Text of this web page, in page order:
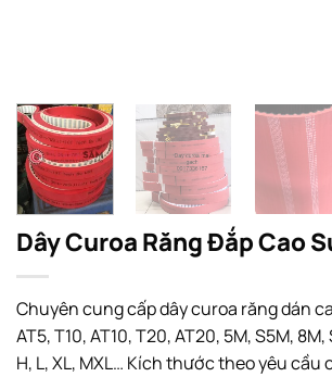
Dây Curoa Răng Đắp Cao
Chuyên cung cấp dây curoa răng dán
AT5, T10, AT10, T20, AT20, 5M, S5M, 8M,
H, L, XL, MXL… Kích thước theo yêu cầu